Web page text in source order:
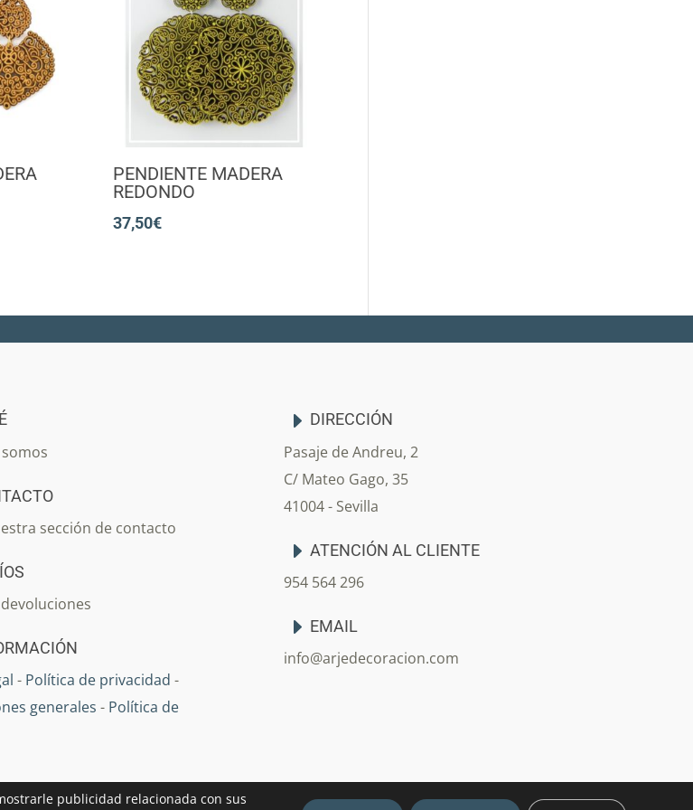
PENDIENTE MADERA
REDONDO
37,50€
sección de contacto
- Política de privacidad -
generales - Política de
DIRECCIÓN
Pasaje de Andreu, 2
C/ Mateo Gago, 35
41004 - Sevilla
ATENCIÓN AL CLIENTE
954 564 296
EMAIL
info@arjedecoracion.com
publicidad relacionada con sus